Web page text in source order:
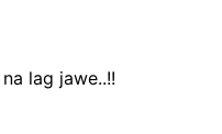
lag jawe..!!